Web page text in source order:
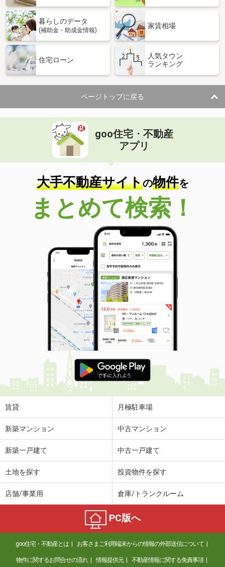
暮らしのデータ
(補助金・助成金情報)
家賃相場
住宅ローン
人気タウン
ランキング
ページトップに戻る
goo住宅・不動産
アプリ
大手不動産サイトの物件を
まとめて検索！
賃貸 月極駐車場
新築マンション 中古マンション
新築一戸建て 中古一戸建て
土地を探す 投資物件を探す
店舗/事業用 倉庫/トランクルーム
PC版へ
goo住宅・不動産とは お客さまご利用端末からの情報の外部送信について
物件に関するお問合せの流れ 情報提供元 不動産情報に関する免責事項